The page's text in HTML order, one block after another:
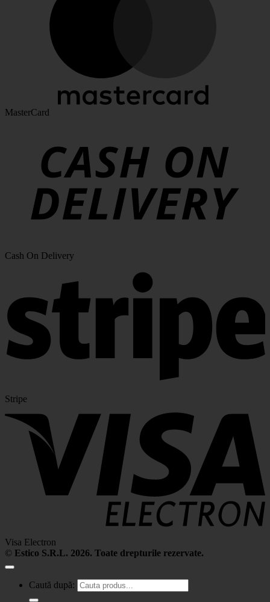
MasterCard
Cash On Delivery
Stripe
Visa Electron
© Estico S.R.L. 2026. Toate drepturile rezervate.
Caută după: